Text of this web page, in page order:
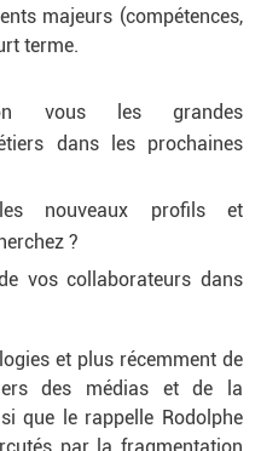
majeurs (compétences,
terme.
vous les grandes
dans les prochaines
nouveaux profils et
?
vos collaborateurs dans
et plus récemment de
des médias et de la
que le rappelle Rodolphe